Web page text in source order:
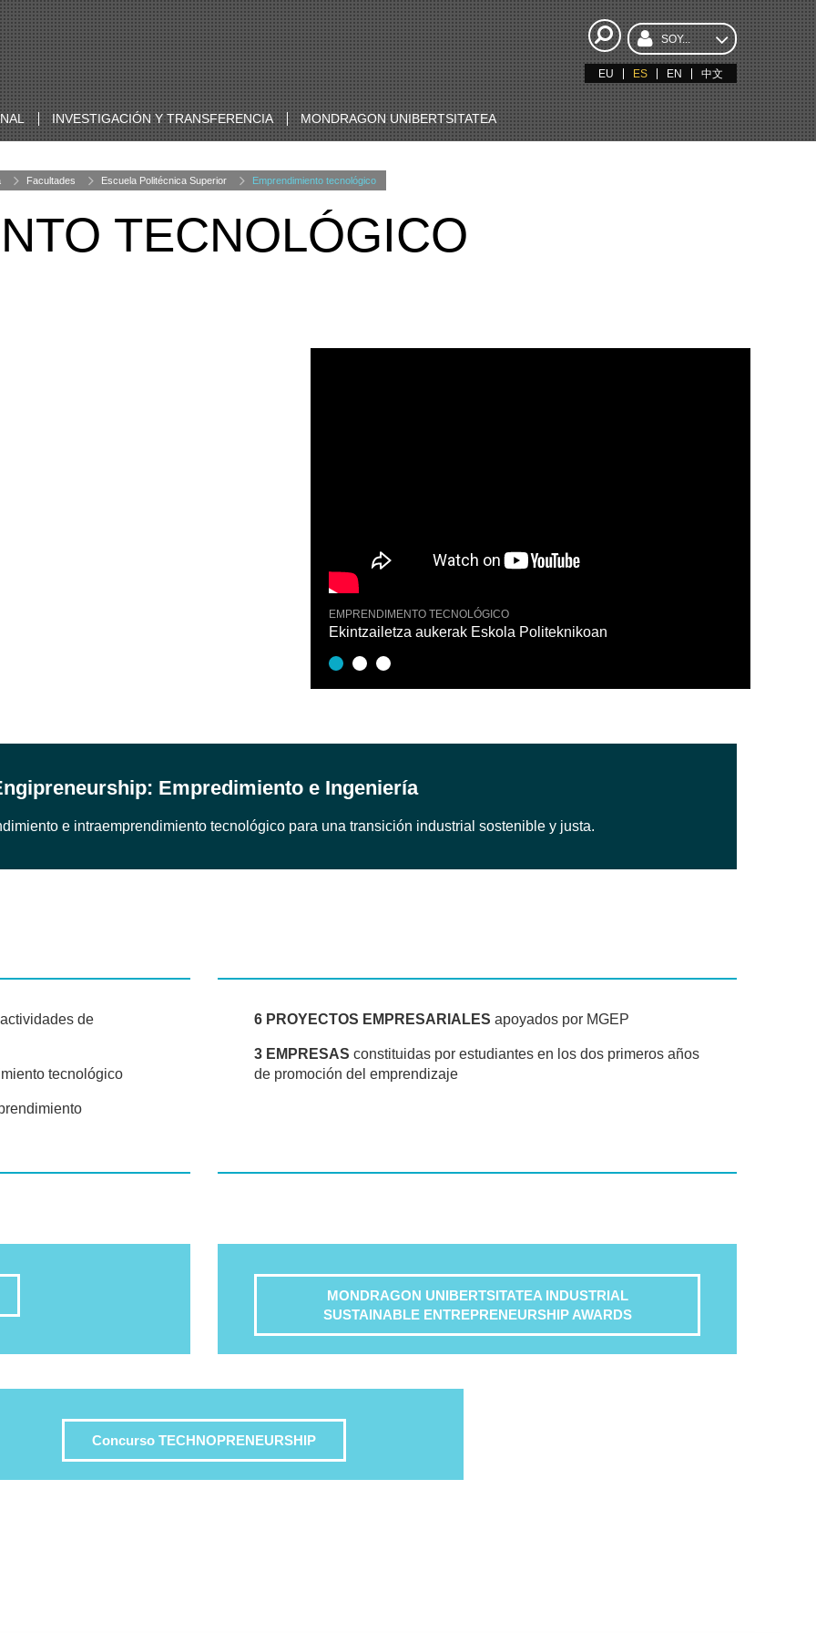
SOY...
EU ES EN 中文
INVESTIGACIÓN Y TRANSFERENCIA MONDRAGON UNIBERTSITATEA
Facultades Escuela Politécnica Superior Emprendimiento tecnológico
TECNOLÓGICO
EMPRENDIMENTO TECNOLÓGICO
Ekintzailetza aukerak Eskola Politeknikoan
Empredimiento e Ingeniería
e intraemprendimiento tecnológico para una transición industrial sostenible y justa.
de
tecnológico
6 PROYECTOS EMPRESARIALES apoyados por MGEP
3 EMPRESAS constituidas por estudiantes en los dos primeros años
de promoción del emprendizaje
MONDRAGON UNIBERTSITATEA INDUSTRIAL
SUSTAINABLE ENTREPRENEURSHIP AWARDS
Concurso TECHNOPRENEURSHIP